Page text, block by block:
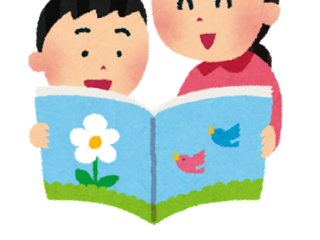
職種紹介
スタッフ紹介
スタッフブログ
採用情報
採用エントリー
会社情報
会社概要
アクセス
沿革
お知らせ
お問い合わせ